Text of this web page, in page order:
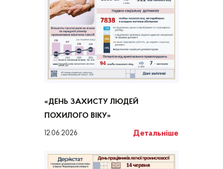
«ДЕНЬ ЗАХИСТУ ЛЮДЕЙ
ПОХИЛОГО ВІКУ»
12.06.2026 Детальніше